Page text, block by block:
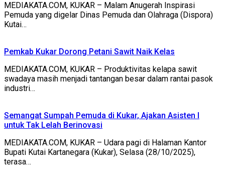
MEDIAKATA.COM, KUKAR – Malam Anugerah Inspirasi
Pemuda yang digelar Dinas Pemuda dan Olahraga (Dispora)
Kutai…
Pemkab Kukar Dorong Petani Sawit Naik Kelas
MEDIAKATA.COM, KUKAR – Produktivitas kelapa sawit
swadaya masih menjadi tantangan besar dalam rantai pasok
industri…
Semangat Sumpah Pemuda di Kukar, Ajakan Asisten I
untuk Tak Lelah Berinovasi
MEDIAKATA.COM, KUKAR – Udara pagi di Halaman Kantor
Bupati Kutai Kartanegara (Kukar), Selasa (28/10/2025),
terasa…